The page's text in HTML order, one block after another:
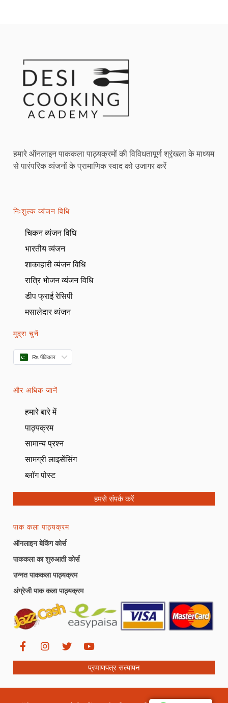
हमारे ऑनलाइन पाककला पाठ्यक्रमों की विविधतापूर्ण श्रृंखला के माध्यम
से पारंपरिक व्यंजनों के प्रामाणिक स्वाद को उजागर करें
निःशुल्क व्यंजन विधि
चिकन व्यंजन विधि
भारतीय व्यंजन
शाकाहारी व्यंजन विधि
रात्रि भोजन व्यंजन विधि
डीप फ्राई रेसिपी
मसालेदार व्यंजन
मुद्रा चुनें
₨ पीकेआर
और अधिक जानें
हमारे बारे में
पाठ्यक्रम
सामान्य प्रश्न
सामग्री लाइसेंसिंग
ब्लॉग पोस्ट
हमसे संपर्क करें
पाक कला पाठ्यक्रम
ऑनलाइन बेकिंग कोर्स
पाककला का शुरुआती कोर्स
उन्नत पाककला पाठ्यक्रम
अंग्रेजी पाक कला पाठ्यक्रम
प्रमाणपत्र सत्यापन